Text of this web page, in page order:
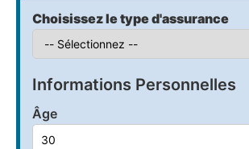
Choisissez le type d'assurance
Informations Personnelles
Âge